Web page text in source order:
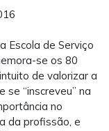
Escola de Serviço
se os 80
de valorizar a
“inscreveu” na
no
da profissão, e